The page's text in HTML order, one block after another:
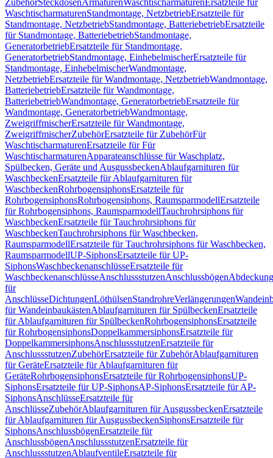
ZubehörSteckdosenArmaturenWaschtischarmaturen Ersatzteile für
WaschtischarmaturenStandmontage, NetzbetriebErsatzteile für
Standmontage, NetzbetriebStandmontage, BatteriebetriebErsatzteile
für Standmontage, BatteriebetriebStandmontage,
GeneratorbetriebErsatzteile für Standmontage,
GeneratorbetriebStandmontage, EinhebelmischerErsatzteile für
Standmontage, EinhebelmischerWandmontage,
NetzbetriebErsatzteile für Wandmontage, NetzbetriebWandmontage,
BatteriebetriebErsatzteile für Wandmontage,
BatteriebetriebWandmontage, GeneratorbetriebErsatzteile für
Wandmontage, GeneratorbetriebWandmontage,
ZweigriffmischerErsatzteile für Wandmontage,
ZweigriffmischerZubehörErsatzteile für ZubehörFür
WaschtischarmaturenErsatzteile für Für
WaschtischarmaturenApparateanschlüsse für Waschplatz,
Spülbecken, Geräte und AusgussbeckenAblaufgarnituren für
WaschbeckenErsatzteile für Ablaufgarnituren für
WaschbeckenRohrbogensiphonsErsatzteile für
RohrbogensiphonsRohrbogensiphons, RaumsparmodellErsatzteile
für Rohrbogensiphons, RaumsparmodellTauchrohrsiphons für
WaschbeckenErsatzteile für Tauchrohrsiphons für
WaschbeckenTauchrohrsiphons für Waschbecken,
RaumsparmodellErsatzteile für Tauchrohrsiphons für Waschbecken,
RaumsparmodellUP-SiphonsErsatzteile für UP-
SiphonsWaschbeckenanschlüsseErsatzteile für
WaschbeckenanschlüsseAnschlussstutzenAnschlussbögen
für
AnschlüsseDichtungenLöthülsenStandrohreVerlängerungen
für WandeinbaukästenAblaufgarnituren für SpülbeckenErsatzteile
für Ablaufgarnituren für SpülbeckenRohrbogensiphonsErsatzteile
für RohrbogensiphonsDoppelkammersiphonsErsatzteile für
DoppelkammersiphonsAnschlussstutzenErsatzteile für
AnschlussstutzenZubehörErsatzteile für ZubehörAblaufgarnituren
für GeräteErsatzteile für Ablaufgarnituren für
GeräteRohrbogensiphonsErsatzteile für RohrbogensiphonsUP-
SiphonsErsatzteile für UP-SiphonsAP-SiphonsErsatzteile für AP-
SiphonsAnschlüsseErsatzteile für
AnschlüsseZubehörAblaufgarnituren für AusgussbeckenErsatzteile
für Ablaufgarnituren für AusgussbeckenSiphonsErsatzteile für
SiphonsAnschlussbögenErsatzteile für
AnschlussbögenAnschlussstutzenErsatzteile für
AnschlussstutzenAblaufventileErsatzteile für